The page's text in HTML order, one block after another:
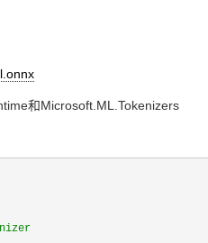
和Microsoft.ML.Tokenizers